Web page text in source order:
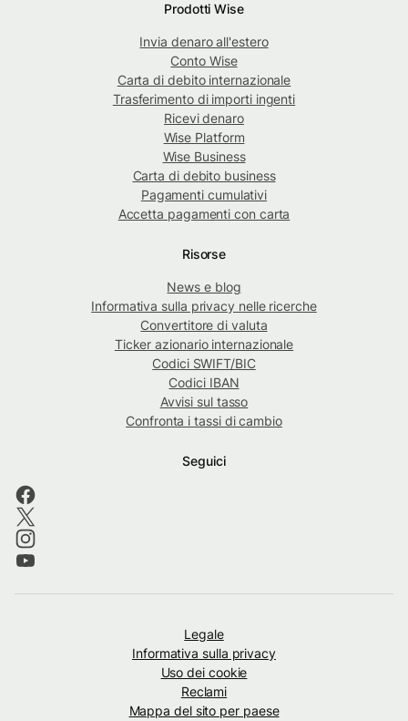
Prodotti Wise
Invia denaro all'estero
Conto Wise
Carta di debito internazionale
Trasferimento di importi ingenti
Ricevi denaro
Wise Platform
Wise Business
Carta di debito business
Pagamenti cumulativi
Accetta pagamenti con carta
Risorse
News e blog
Informativa sulla privacy nelle ricerche
Convertitore di valuta
Ticker azionario internazionale
Codici SWIFT/BIC
Codici IBAN
Avvisi sul tasso
Confronta i tassi di cambio
Seguici
Legale
Informativa sulla privacy
Uso dei cookie
Reclami
Mappa del sito per paese